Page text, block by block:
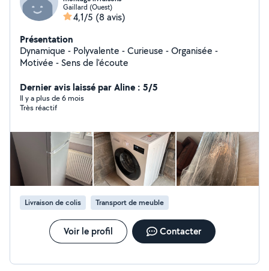
Gaillard (Ouest)
4,1/5 (8 avis)
Présentation
Dynamique - Polyvalente - Curieuse - Organisée -
Motivée - Sens de l'écoute
Dernier avis laissé par Aline : 5/5
Il y a plus de 6 mois
Très réactif
Livraison de colis Transport de meuble
Voir le profil Contacter